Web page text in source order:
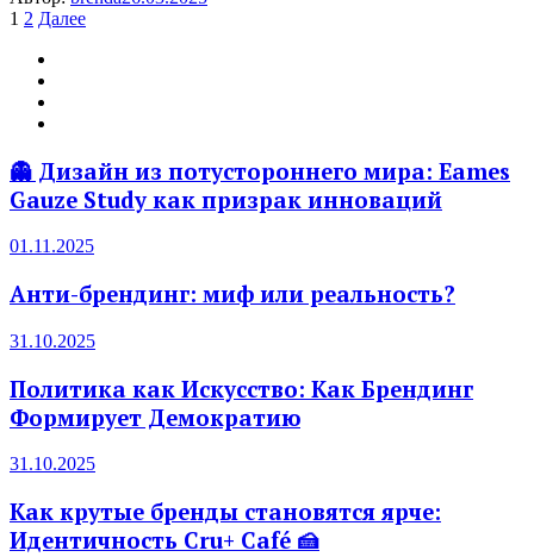
Пагинация
записей
1 2 Далее
👻 Дизайн из потустороннего мира: Eames
Gauze Study как призрак инноваций
01.11.2025
Анти-брендинг: миф или реальность?
31.10.2025
Политика как Искусство: Как Брендинг
Формирует Демократию
31.10.2025
Как крутые бренды становятся ярче:
Идентичность Cru+ Café 🍰